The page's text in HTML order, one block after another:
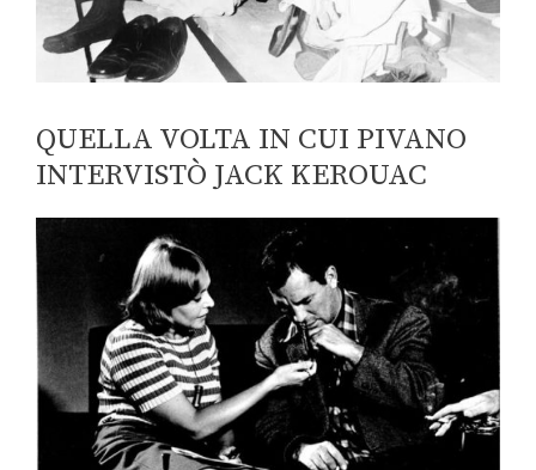
QUELLA VOLTA IN CUI PIVANO
INTERVISTÒ JACK KEROUAC